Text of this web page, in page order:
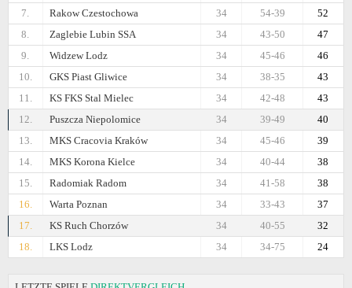
7.
Rakow Czestochowa 52
54-39
34
8.
Zaglebie Lubin SSA 47
43-50
34
9.
Widzew Lodz 46
45-46
34
10.
GKS Piast Gliwice 43
38-35
34
11.
KS FKS Stal Mielec 43
42-48
34
12.
Puszcza Niepolomice 40
39-49
34
13.
MKS Cracovia Kraków 39
45-46
34
14.
MKS Korona Kielce 38
40-44
34
15.
Radomiak Radom 38
41-58
34
16.
Warta Poznan 37
33-43
34
17.
KS Ruch Chorzów 32
40-55
34
18.
LKS Lodz 24
34-75
34